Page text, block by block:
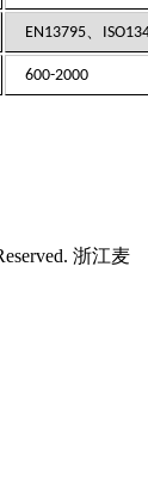
EN13795、
600-2000
浙江麦